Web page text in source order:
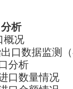
析
概况
口数据监测
分析
口数量情况